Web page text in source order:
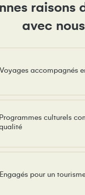
raisons
avec nous
Voyages accompagnés
Programmes culturels
Engagés pour un